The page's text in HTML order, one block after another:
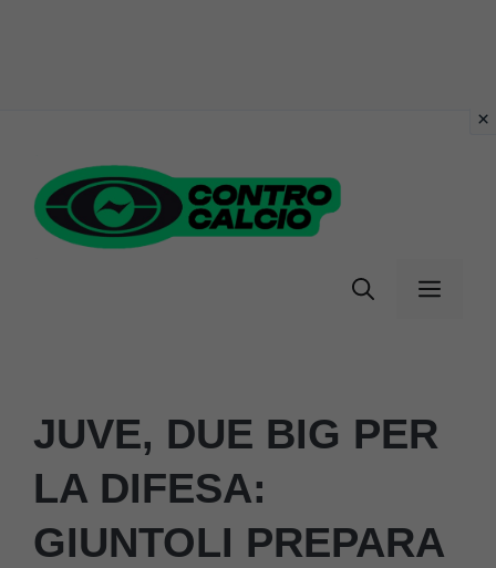
contenuto
Menu
JUVE, DUE BIG PER
LA DIFESA:
GIUNTOLI PREPARA